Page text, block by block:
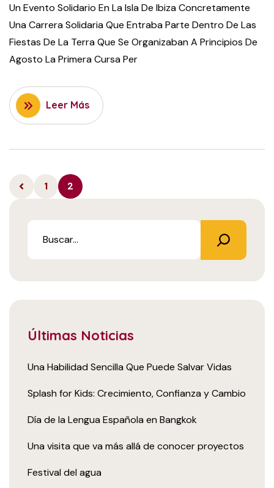
Un Evento Solidario En La Isla De Ibiza Concretamente
Una Carrera Solidaria Que Entraba Parte Dentro De Las
Fiestas De La Terra Que Se Organizaban A Principios De
Agosto La Primera Cursa Per
Leer Más
1 2
Últimas Noticias
Una Habilidad Sencilla Que Puede Salvar Vidas
Splash for Kids: Crecimiento, Confianza y Cambio
Día de la Lengua Española en Bangkok
Una visita que va más allá de conocer proyectos
Festival del agua